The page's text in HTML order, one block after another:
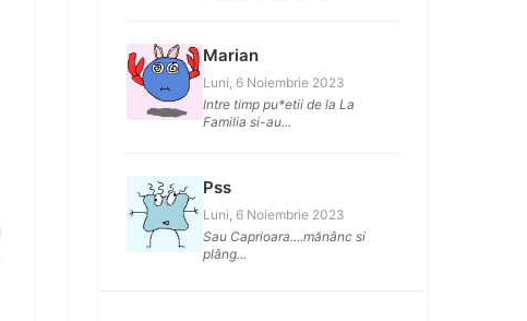
Marian
Luni, 6 Noiembrie 2023
Intre timp pu*etii de la La
Familia si-au...
Pss
Luni, 6 Noiembrie 2023
Sau Caprioara....mănânc si
plâng...